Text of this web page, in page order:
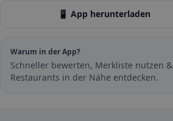
📱 App herunterladen
Warum in der App?
Schneller bewerten, Merkliste nutzen &
Restaurants in der Nähe entdecken.